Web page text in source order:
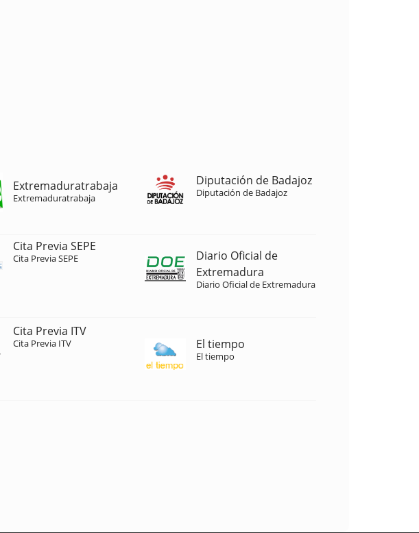
Extremaduratrabaja
Extremaduratrabaja
Diputación de Badajoz
Diputación de Badajoz
Cita Previa SEPE
Cita Previa SEPE
Diario Oficial de
Extremadura
Diario Oficial de Extremadura
Cita Previa ITV
Cita Previa ITV El tiempo
El tiempo